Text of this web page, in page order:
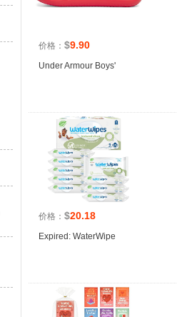
价格： $9.90
Under Armour Boys'
价格： $20.18
Expired: WaterWipe